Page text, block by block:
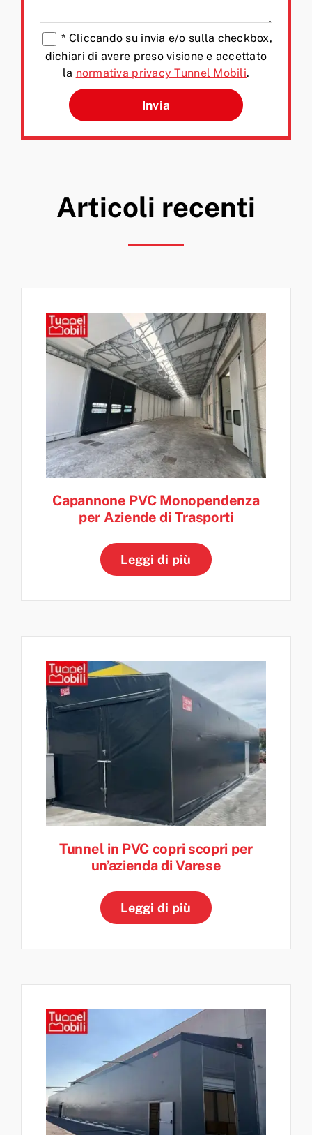
* Cliccando su invia e/o sulla checkbox,
dichiari di avere preso visione e accettato
la normativa privacy Tunnel Mobili.
Si prega di lasciare vuoto
Articoli recenti
Capannone PVC Monopendenza
per Aziende di Trasporti
Leggi di più
Tunnel in PVC copri scopri per
un’azienda di Varese
Leggi di più